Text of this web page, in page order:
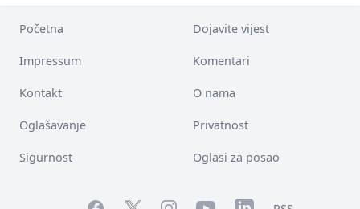
Početna Dojavite vijest
Impressum Komentari
Kontakt O nama
Oglašavanje Privatnost
Sigurnost Oglasi za posao